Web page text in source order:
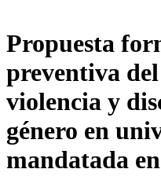
Propuesta
preventiva del
violencia y
género en
mandatada